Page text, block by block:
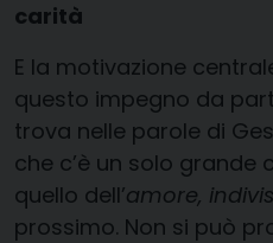
carità
E la motivazione
questo impegno da
trova nelle parole di
che c’è un solo grande
quello dell’amore,
prossimo. Non si può